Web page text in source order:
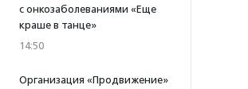
с онкозаболеваниями «Еще
краше в танце»
14:50
Организация «Продвижение»